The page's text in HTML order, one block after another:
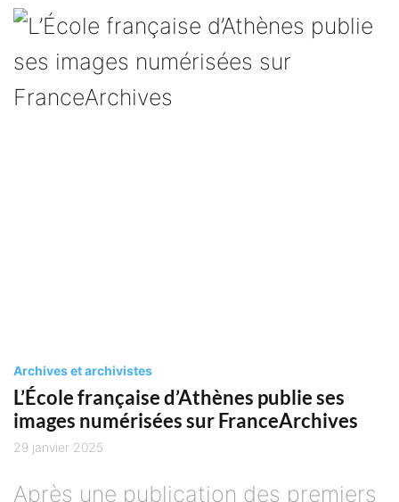
Archives et archivistes
L’École française d’Athènes publie ses
images numérisées sur FranceArchives
29 janvier 2025
Après une publication des premiers